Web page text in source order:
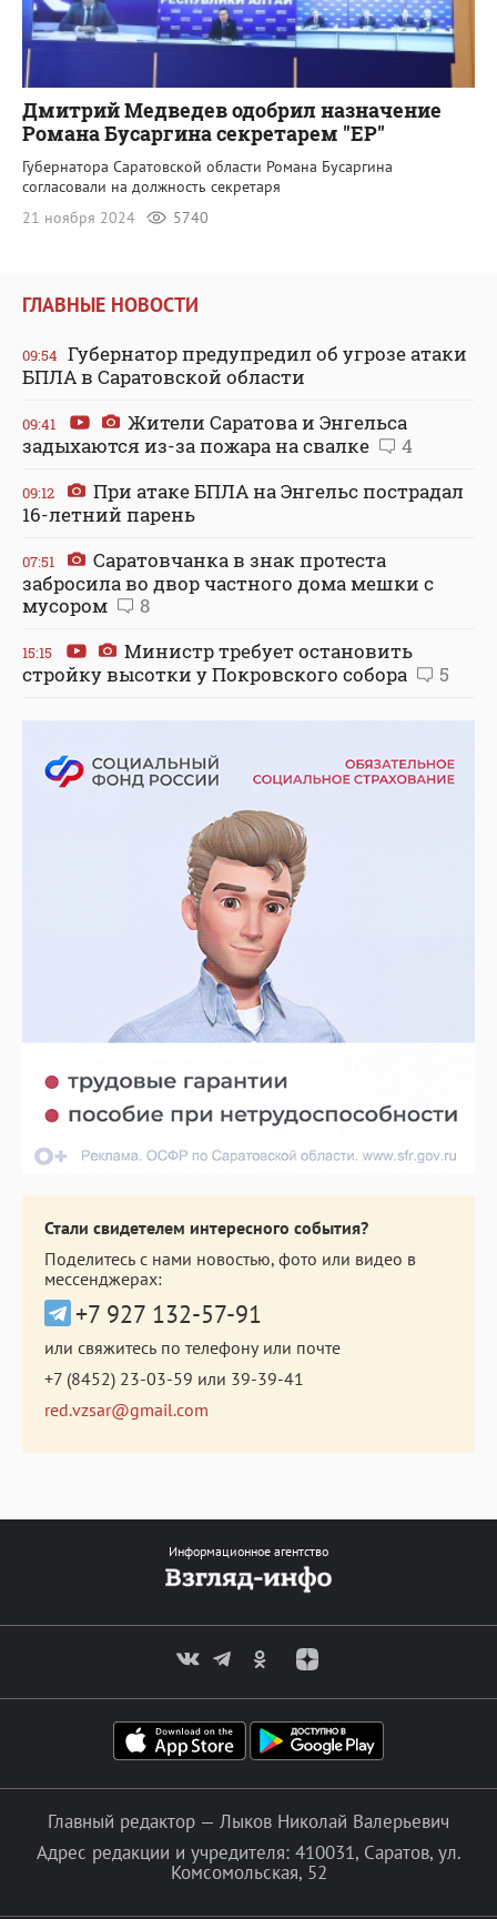
Дмитрий Медведев одобрил назначение
Романа Бусаргина секретарем "ЕР"
Губернатора Саратовской области Романа Бусаргина
согласовали на должность секретаря
21 ноября 2024
5740
ГЛАВНЫЕ НОВОСТИ
09:54 Губернатор предупредил об угрозе атаки
БПЛА в Саратовской области
09:41
Жители Саратова и Энгельса
задыхаются из-за пожара на свалке
4
09:12
При атаке БПЛА на Энгельс пострадал
16-летний парень
07:51
Саратовчанка в знак протеста
забросила во двор частного дома мешки с
мусором
8
15:15
Министр требует остановить
стройку высотки у Покровского собора
5
Стали свидетелем интересного события?
Поделитесь с нами новостью, фото или видео в
мессенджерах:
+7 927 132-57-91
или свяжитесь по телефону или почте
+7 (8452) 23-03-59 или 39-39-41
red.vzsar@gmail.com
Информационное агентство
Главный редактор — Лыков Николай Валерьевич
Адрес редакции и учредителя: 410031, Саратов, ул.
Комсомольская, 52